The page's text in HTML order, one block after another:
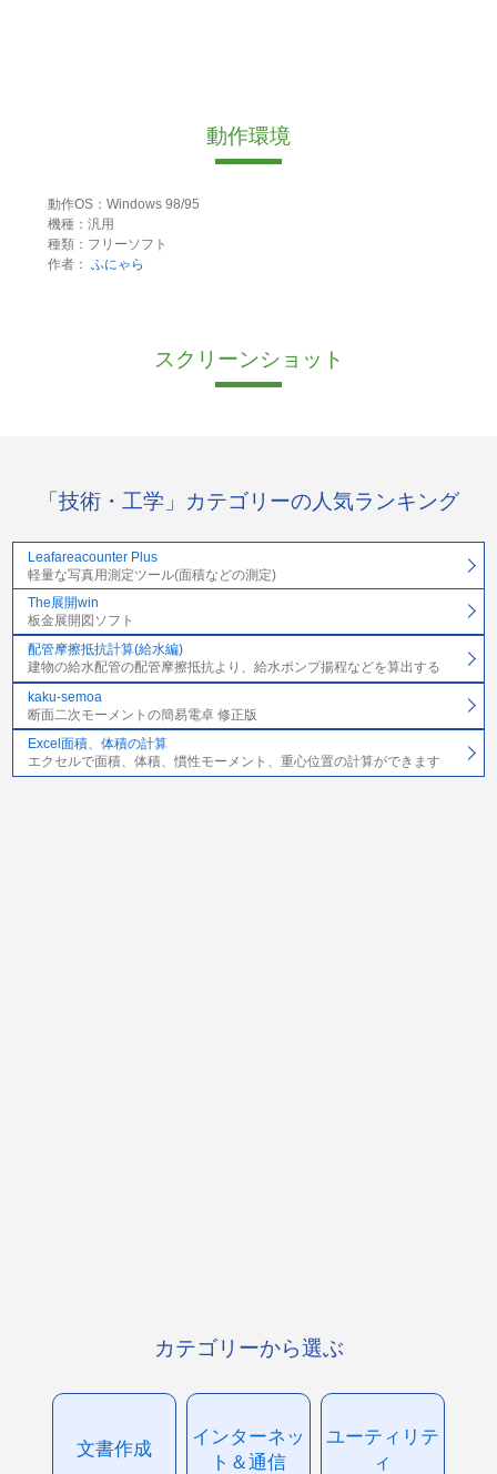
動作環境
動作OS：Windows 98/95
機種：汎用
種類：フリーソフト
作者： ふにゃら
スクリーンショット
「技術・工学」カテゴリーの人気ランキング
Leafareacounter Plus
軽量な写真用測定ツール(面積などの測定)
The展開win
板金展開図ソフト
配管摩擦抵抗計算(給水編)
建物の給水配管の配管摩擦抵抗より、給水ポンプ揚程などを算出する
kaku-semoa
断面二次モーメントの簡易電卓 修正版
Excel面積、体積の計算
エクセルで面積、体積、慣性モーメント、重心位置の計算ができます
カテゴリーから選ぶ
文書作成
インターネッ
ト＆通信
ユーティリテ
ィ